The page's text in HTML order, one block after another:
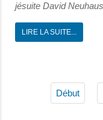
jésuite David
LIRE LA SUITE...
Début